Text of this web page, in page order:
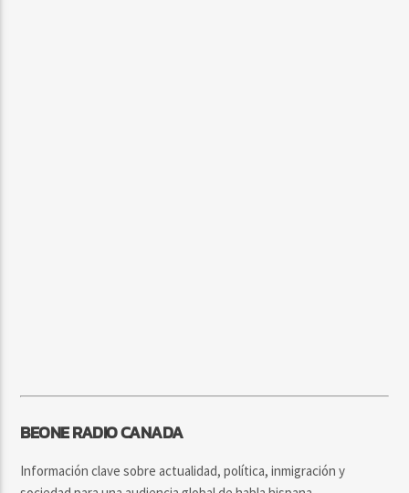
BEONE RADIO CANADA
Información clave sobre actualidad, política, inmigración y